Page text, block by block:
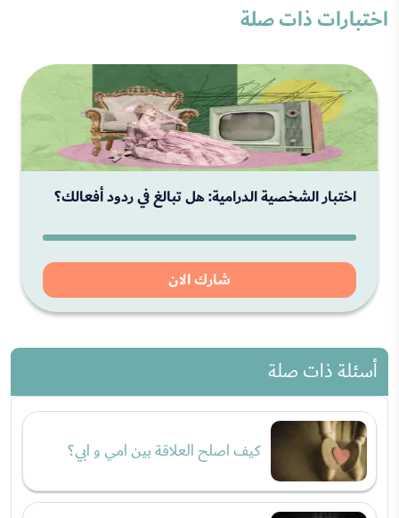
اختبارات ذات صلة
اختبار الشخصية الدرامية: هل تبالغ في ردود أفعالك؟
شارك الان
أسئلة ذات صلة
كيف اصلح العلاقة بين امي و ابي؟